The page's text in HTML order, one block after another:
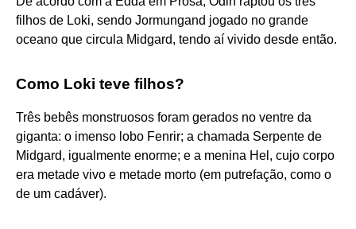
filhos de Loki, sendo Jormungand jogado no grande
oceano que circula Midgard, tendo aí vivido desde então.
Como Loki teve filhos?
Três bebês monstruosos foram gerados no ventre da
giganta: o imenso lobo Fenrir; a chamada Serpente de
Midgard, igualmente enorme; e a menina Hel, cujo corpo
era metade vivo e metade morto (em putrefação, como o
de um cadáver).